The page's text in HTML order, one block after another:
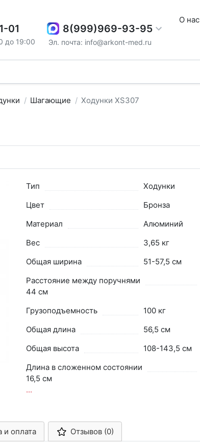
01
до 19:00
8(999)969-93-95
Эл. почта: info@arkont-med.ru
О нас
Шагающие Ходунки XS307
Тип
Ходунки
Цвет
Бронза
Материал
Алюминий
Вес
3,65 кг
Общая ширина
51-57,5 см
Расстояние между поручнями
44 см
Грузоподъемность
100 кг
Общая длина
56,5 см
Общая высота
108-143,5 см
Длина в сложенном состоянии
16,5 см
...
и оплата Отзывов (0)